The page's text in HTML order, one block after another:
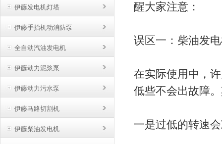
伊藤发电机灯塔
伊藤手抬机动消防泵
全自动汽油发电机
伊藤动力泥浆泵
伊藤动力污水泵
伊藤马路切割机
伊藤柴油发电机
醒大家注意：
误区一：柴油发
在实际使用中，
低些不会出故障
一是过低的转速